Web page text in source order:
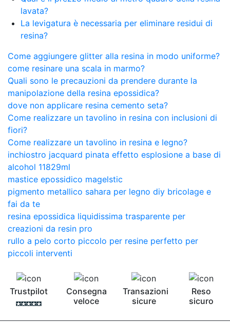
lavata?
La levigatura è necessaria per eliminare residui di
resina?
Come aggiungere glitter alla resina in modo uniforme?
come resinare una scala in marmo?
Quali sono le precauzioni da prendere durante la
manipolazione della resina epossidica?
dove non applicare resina cemento seta?
Come realizzare un tavolino in resina con inclusioni di
fiori?
Come realizzare un tavolino in resina e legno?
inchiostro jacquard pinata effetto esplosione a base di
alcohol 11829ml
mastice epossidico magelstic
pigmento metallico sahara per legno diy bricolage e
fai da te
resina epossidica liquidissima trasparente per
creazioni da resin pro
rullo a pelo corto piccolo per resine perfetto per
piccoli interventi
Trustpilot
Consegna
veloce
Transazioni
sicure
Reso
sicuro